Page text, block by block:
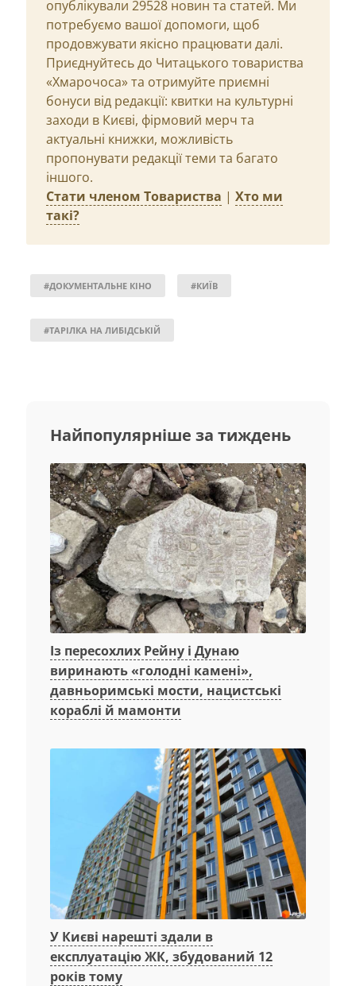
опублікували 29528 новин та статей. Ми
потребуємо вашої допомоги, щоб
продовжувати якісно працювати далі.
Приєднуйтесь до Читацького товариства
«Хмарочоса» та отримуйте приємні
бонуси від редакції: квитки на культурні
заходи в Києві, фірмовий мерч та
актуальні книжки, можливість
пропонувати редакції теми та багато
іншого.
Стати членом Товариства | Хто ми
такі?
#ДОКУМЕНТАЛЬНЕ КІНО #КИЇВ
#ТАРІЛКА НА ЛИБІДСЬКІЙ
Найпопулярніше за тиждень
Із пересохлих Рейну і Дунаю
виринають «голодні камені»,
давньоримські мости, нацистські
кораблі й мамонти
У Києві нарешті здали в
експлуатацію ЖК, збудований 12
років тому